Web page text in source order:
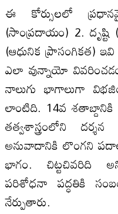
ఈ కోర్సులలో
(సాంప్రదాయం) 2.
(ఆధునిక ప్రాసంగికత)
ఎలా వున్నాయో
నాలుగు భాగాలుగా
లాంటిది. 14వ
తత్వశాస్త్రంలోని
అనువాదానికి లొంగని
భాగం. చిట్టచివరిది
పరిశోధనా పద్ధతికి
నేర్పుతారు.